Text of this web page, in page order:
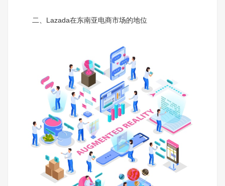
二、Lazada在东南亚电商市场的地位